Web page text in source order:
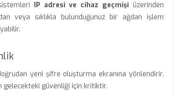
IP adresi ve cihaz geçmişi üzerinden
veya sıklıkla bulunduğunuz bir ağdan işlem
yeni şifre oluşturma ekranına yönlendirir.
gelecekteki güvenliği için kritiktir.